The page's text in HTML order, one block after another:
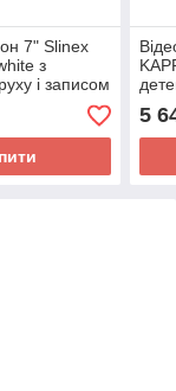
7" Slinex
з
і записом
5